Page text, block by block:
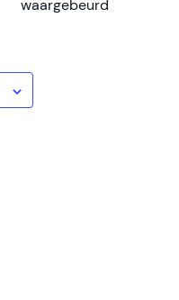
waargebeurd